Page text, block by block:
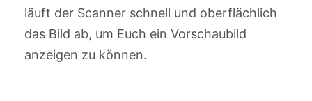
läuft der Scanner schnell und oberflächlich
das Bild ab, um Euch ein Vorschaubild
anzeigen zu können.